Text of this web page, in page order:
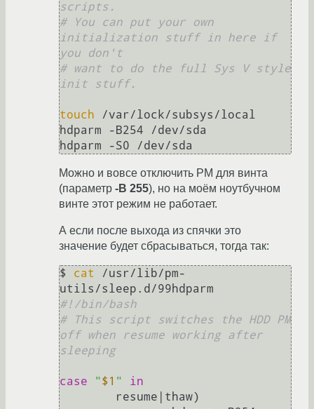
scripts.
# You can put your own
initialization stuff in here if
you don't
# want to do the full Sys V style
init stuff.
touch /var/lock/subsys/local
hdparm -B254 /dev/sda
hdparm -S0 /dev/sda
Можно и вовсе отключить PM для винта
(параметр -B 255), но на моём ноутбучном
винте этот режим не работает.
А если после выхода из спячки это
значение будет сбрасываться, тогда так:
$ cat
/usr/lib/pm-
#!/bin/bash
# This script switches the HDD PM
off when resume working after
sleeping
case "$1 "
in